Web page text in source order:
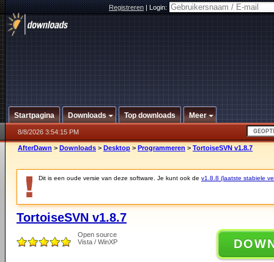
Registreren|Login:
Startpagina Downloads Top downloads Meer
8/8/2026 3:54:15 PM
AfterDawn > Downloads > Desktop > Programmeren > TortoiseSVN v1.8.7
Dit is een oude versie van deze software. Je kunt ook de v1.8.8 (laatste stabiele
TortoiseSVN v1.8.7
Open source
Vista / WinXP